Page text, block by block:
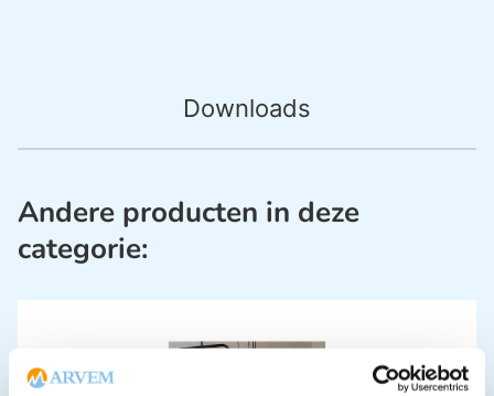
Downloads
Andere producten in deze
categorie: